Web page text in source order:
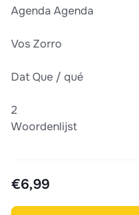
Agenda Agenda
Vos Zorro
Dat Que / qué
2
Woordenlijst
€6,99